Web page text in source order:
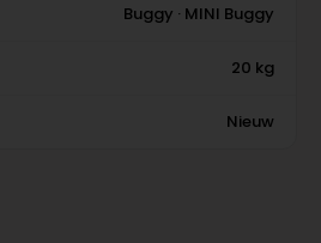
Buggy · MINI Buggy
20 kg
Nieuw